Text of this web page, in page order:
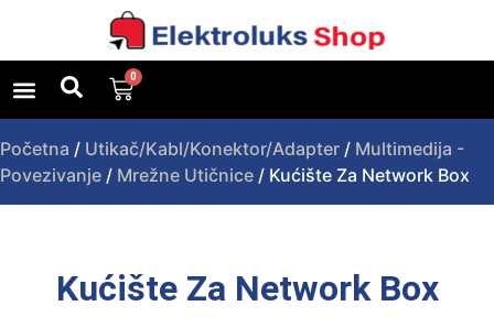
0
Početna / Utikač/Kabl/Konektor/Adapter / Multimedija -
Povezivanje / Mrežne Utičnice / Kućište Za Network Box
Kućište Za Network Box